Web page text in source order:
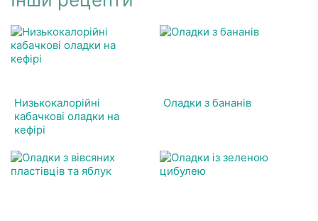
Низькокалорійні
кабачкові оладки на
кефірі
Оладки з бананів